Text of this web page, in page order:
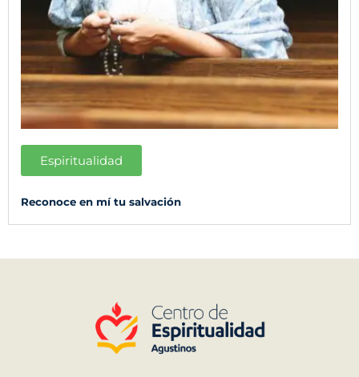
Espiritualidad
Reconoce en mí tu salvación